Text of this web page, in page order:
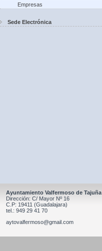
Empresas
Sede Electrónica
Ayuntamiento Valfermoso de Tajuña
Dirección: C/ Mayor Nº 16
C.P: 19411 (Guadalajara)
tel.: 949 29 41 70
aytovalfermoso@gmail.com